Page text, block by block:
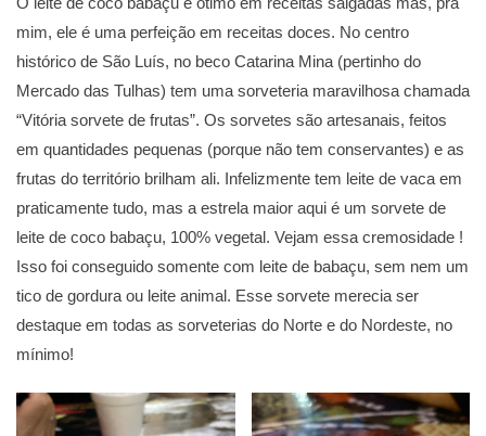
mim, ele é uma perfeição em receitas doces. No centro
histórico de São Luís, no beco Catarina Mina (pertinho do
Mercado das Tulhas) tem uma sorveteria maravilhosa chamada
“Vitória sorvete de frutas”. Os sorvetes são artesanais, feitos
em quantidades pequenas (porque não tem conservantes) e as
frutas do território brilham ali. Infelizmente tem leite de vaca em
praticamente tudo, mas a estrela maior aqui é um sorvete de
leite de coco babaçu, 100% vegetal. Vejam essa cremosidade !
Isso foi conseguido somente com leite de babaçu, sem nem um
tico de gordura ou leite animal. Esse sorvete merecia ser
destaque em todas as sorveterias do Norte e do Nordeste, no
mínimo!